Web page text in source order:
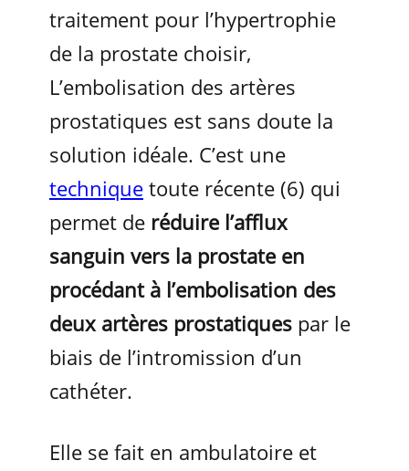
traitement pour l’hypertrophie
de la prostate choisir,
L’embolisation des artères
prostatiques est sans doute la
solution idéale. C’est une
technique toute récente (6) qui
permet de réduire l’afflux
sanguin vers la prostate en
procédant à l’embolisation des
deux artères prostatiques par le
biais de l’intromission d’un
cathéter.
Elle se fait en ambulatoire et